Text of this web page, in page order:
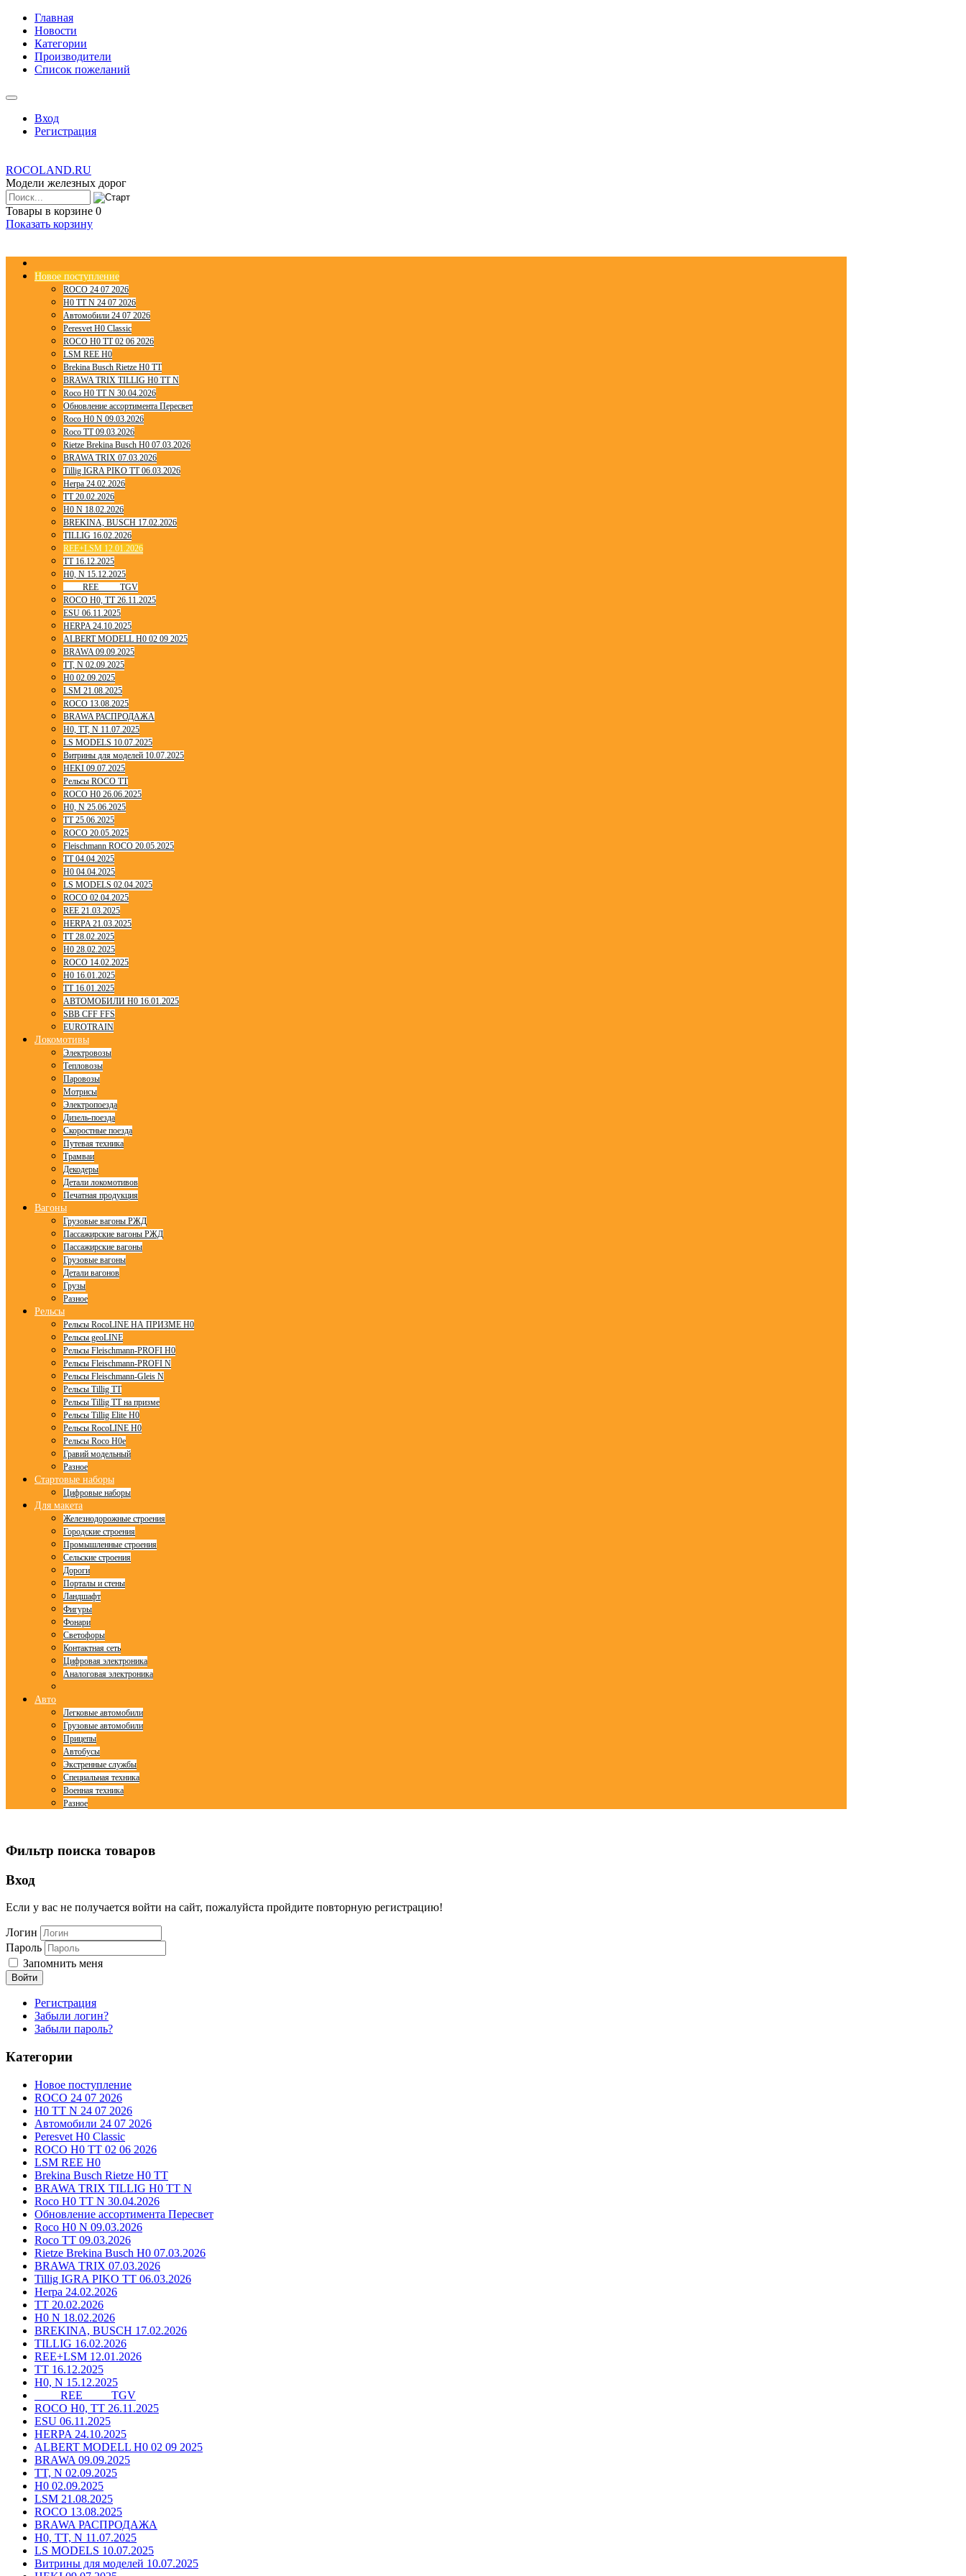
Главная
Новости
Категории
Производители
Список пожеланий
Вход
Регистрация
ROCOLAND.RU
Модели железных дорог
Товары в корзине 0
Показать корзину
Новое поступление
ROCO 24 07 2026
H0 TT N 24 07 2026
Автомобили 24 07 2026
Peresvet H0 Classic
ROCO H0 TT 02 06 2026
LSM REE H0
Brekina Busch Rietze H0 TT
BRAWA TRIX TILLIG H0 TT N
Roco H0 TT N 30.04.2026
Обновление ассортимента Пересвет
Roco H0 N 09.03.2026
Roco TT 09.03.2026
Rietze Brekina Busch H0 07.03.2026
BRAWA TRIX 07.03.2026
Tillig IGRA PIKO TT 06.03.2026
Herpa 24.02.2026
TT 20.02.2026
H0 N 18.02.2026
BREKINA, BUSCH 17.02.2026
TILLIG 16.02.2026
REE+LSM 12.01.2026
TT 16.12.2025
H0, N 15.12.2025
____ REE ____ TGV
ROCO H0, TT 26.11.2025
ESU 06.11.2025
HERPA 24.10.2025
ALBERT MODELL H0 02 09 2025
BRAWA 09.09.2025
TT, N 02.09.2025
H0 02.09.2025
LSM 21.08.2025
ROCO 13.08.2025
BRAWA РАСПРОДАЖА
H0, TT, N 11.07.2025
LS MODELS 10.07.2025
Витрины для моделей 10.07.2025
HEKI 09.07.2025
Рельсы ROCO TT
ROCO H0 26.06.2025
H0, N 25.06.2025
TT 25.06.2025
ROCO 20.05.2025
Fleischmann ROCO 20.05.2025
TT 04.04.2025
H0 04.04.2025
LS MODELS 02.04.2025
ROCO 02.04.2025
REE 21.03.2025
HERPA 21.03.2025
TT 28.02.2025
H0 28.02.2025
ROCO 14.02.2025
H0 16.01.2025
TT 16.01.2025
АВТОМОБИЛИ H0 16.01.2025
SBB CFF FFS
EUROTRAIN
Локомотивы
Электровозы
Тепловозы
Паровозы
Мотрисы
Электропоезда
Дизель-поезда
Скоростные поезда
Путевая техника
Трамваи
Декодеры
Детали локомотивов
Печатная продукция
Вагоны
Грузовые вагоны РЖД
Пассажирские вагоны РЖД
Пассажирские вагоны
Грузовые вагоны
Детали вагонов
Грузы
Разное
Рельсы
Рельсы RocoLINE НА ПРИЗМЕ H0
Рельсы geoLINE
Рельсы Fleischmann-PROFI H0
Рельсы Fleischmann-PROFI N
Рельсы Fleischmann-Gleis N
Рельсы Tillig TT
Рельсы Tillig TT на призме
Рельсы Tillig Elite H0
Рельсы RocoLINE H0
Рельсы Roco H0e
Гравий модельный
Разное
Стартовые наборы
Цифровые наборы
Для макета
Железнодорожные строения
Городские строения
Промышленные строения
Сельские строения
Дороги
Порталы и стены
Ландшафт
Фигуры
Фонари
Светофоры
Контактная сеть
Цифровая электроника
Аналоговая электроника
Авто
Легковые автомобили
Грузовые автомобили
Прицепы
Автобусы
Экстренные службы
Специальная техника
Военная техника
Разное
Фильтр поиска товаров
Вход
Если у вас не получается войти на сайт, пожалуйста пройдите повторную регистрацию!
Логин
Пароль
Запомнить меня
Войти
Регистрация
Забыли логин?
Забыли пароль?
Категории
Новое поступление
ROCO 24 07 2026
H0 TT N 24 07 2026
Автомобили 24 07 2026
Peresvet H0 Classic
ROCO H0 TT 02 06 2026
LSM REE H0
Brekina Busch Rietze H0 TT
BRAWA TRIX TILLIG H0 TT N
Roco H0 TT N 30.04.2026
Обновление ассортимента Пересвет
Roco H0 N 09.03.2026
Roco TT 09.03.2026
Rietze Brekina Busch H0 07.03.2026
BRAWA TRIX 07.03.2026
Tillig IGRA PIKO TT 06.03.2026
Herpa 24.02.2026
TT 20.02.2026
H0 N 18.02.2026
BREKINA, BUSCH 17.02.2026
TILLIG 16.02.2026
REE+LSM 12.01.2026
TT 16.12.2025
H0, N 15.12.2025
____ REE ____ TGV
ROCO H0, TT 26.11.2025
ESU 06.11.2025
HERPA 24.10.2025
ALBERT MODELL H0 02 09 2025
BRAWA 09.09.2025
TT, N 02.09.2025
H0 02.09.2025
LSM 21.08.2025
ROCO 13.08.2025
BRAWA РАСПРОДАЖА
H0, TT, N 11.07.2025
LS MODELS 10.07.2025
Витрины для моделей 10.07.2025